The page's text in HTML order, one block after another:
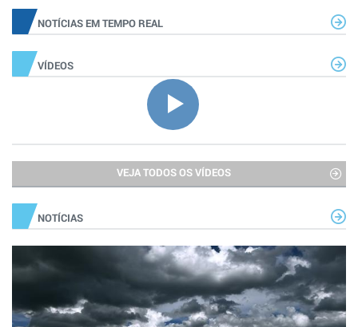
NOTÍCIAS EM TEMPO REAL
VÍDEOS
VEJA TODOS OS VÍDEOS
NOTÍCIAS